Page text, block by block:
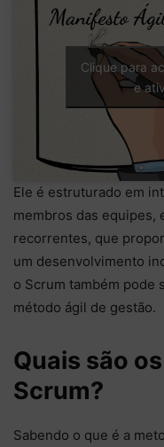
Clique para
e
Ele é estruturado em
membros das equipes,
recorrentes, que
um desenvolvimento
o Scrum também pode
método ágil de gestão.
Quais são
Scrum?
Sabendo o que é a